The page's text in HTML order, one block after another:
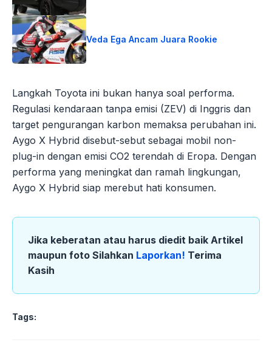
Veda Ega Ancam Juara Rookie
Langkah Toyota ini bukan hanya soal performa.
Regulasi kendaraan tanpa emisi (ZEV) di Inggris dan
target pengurangan karbon memaksa perubahan ini.
Aygo X Hybrid disebut-sebut sebagai mobil non-
plug-in dengan emisi CO2 terendah di Eropa. Dengan
performa yang meningkat dan ramah lingkungan,
Aygo X Hybrid siap merebut hati konsumen.
Jika keberatan atau harus diedit baik Artikel
maupun foto Silahkan Laporkan! Terima
Kasih
Tags: